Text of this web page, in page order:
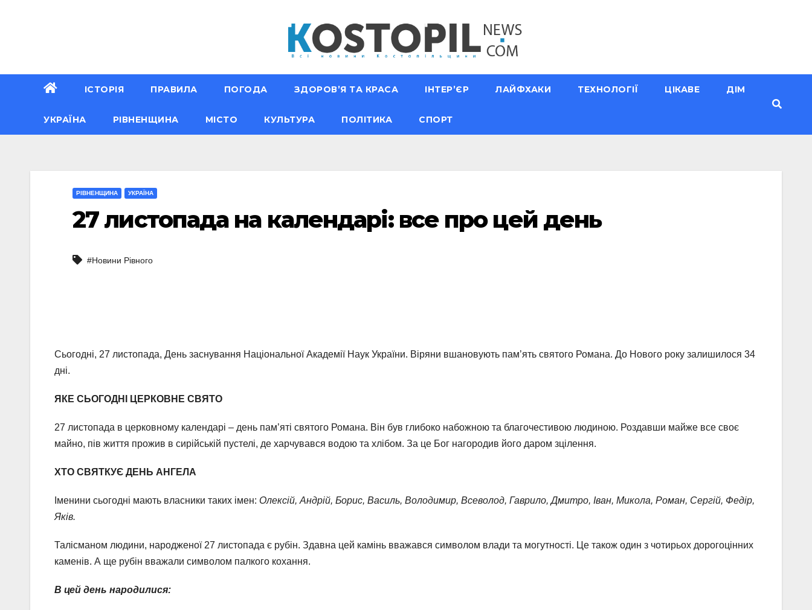
ІСТОРІЯ ПРАВИЛА ПОГОДА ЗДОРОВ’Я ТА КРАСА ІНТЕР’ЄР ЛАЙФХАКИ ТЕХНОЛОГІЇ ЦІКАВЕ ДІМ
УКРАЇНА РІВНЕНЩИНА МІСТО КУЛЬТУРА ПОЛІТИКА СПОРТ
РІВНЕНЩИНА УКРАЇНА
27 листопада на календарі: все про цей день
#Новини Рівного
Сьогодні, 27 листопада, День заснування Національної Академії Наук України. Віряни вшановують пам’ять святого Романа. До Нового року залишилося 34
дні.
ЯКЕ СЬОГОДНІ ЦЕРКОВНЕ СВЯТО
27 листопада в церковному календарі – день пам’яті святого Романа. Він був глибоко набожною та благочестивою людиною. Роздавши майже все своє
майно, пів життя прожив в сирійській пустелі, де харчувався водою та хлібом. За це Бог нагородив його даром зцілення.
ХТО СВЯТКУЄ ДЕНЬ АНГЕЛА
Іменини сьогодні мають власники таких імен: Олексій, Андрій, Борис, Василь, Володимир, Всеволод, Гаврило, Дмитро, Іван, Микола, Роман, Сергій, Федір,
Яків.
Талісманом людини, народженої 27 листопада є рубін. Здавна цей камінь вважався символом влади та могутності. Це також один з чотирьох дорогоцінних
каменів. А ще рубін вважали символом палкого кохання.
В цей день народилися: